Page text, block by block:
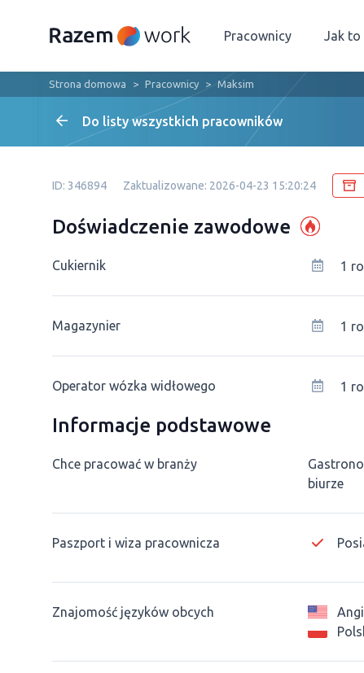
Pracownicy Jak to
Strona domowa Pracownicy Maksim
Do listy wszystkich pracowników
ID: 346894 Zaktualizowane: 2026-04-23 15:20:24
Doświadczenie zawodowe
Cukiernik 1
Magazynier 1
Operator wózka widłowego 1
Informacje podstawowe
Chce pracować w branży
biurze
Paszport i wiza pracownicza
Znajomość języków obcych